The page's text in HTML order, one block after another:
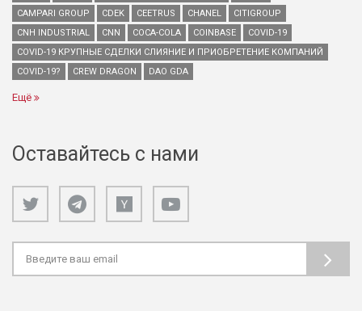
CAMPARI GROUP
CDEK CEETRUS CHANEL
CITIGROUP
CNH INDUSTRIAL
CNN COCA-COLA COINBASE
COVID-19
COVID-19 КРУПНЫЕ СДЕЛКИ СЛИЯНИЕ И ПРИОБРЕТЕНИЕ КОМПАНИЙ
COVID-19?
CREW DRAGON DAO GDA
Ещё
Оставайтесь с нами